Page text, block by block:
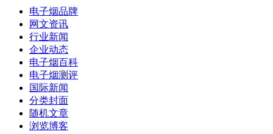
电子烟品牌
网文资讯
行业新闻
企业动态
电子烟百科
电子烟测评
国际新闻
分类封面
随机文章
浏览博客